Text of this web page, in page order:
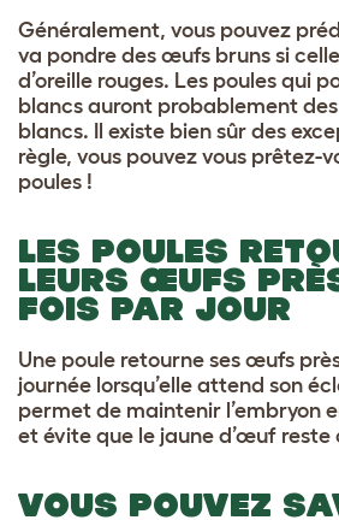
Généralement, vous pouvez
va pondre des œufs bruns si
d’oreille rouges. Les poules qui
blancs auront probablement des
blancs. Il existe bien sûr des
règle, vous pouvez vous prêtez-
poules !
LES POULES
LEURS ŒUFS
FOIS PAR JOUR
Une poule retourne ses œufs
journée lorsqu’elle attend son
permet de maintenir l’embryon
et évite que le jaune d’œuf reste
VOUS POUVEZ